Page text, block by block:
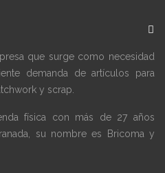
que surge como necesidad
demanda de artículos para
y scrap.
física con más de 27 años
su nombre es Bricoma y